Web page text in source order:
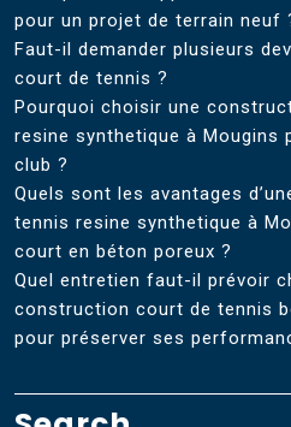
pour un projet de terrain neuf
Faut-il demander plusieurs
court de tennis ?
Pourquoi choisir une
resine synthetique à Mougins
club ?
Quels sont les avantages
tennis resine synthetique à
court en béton poreux ?
Quel entretien faut-il prévoir
construction court de tennis
pour préserver ses